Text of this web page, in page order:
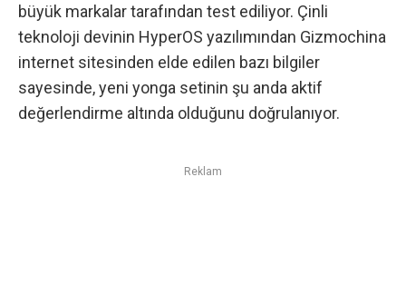
büyük markalar tarafından test ediliyor. Çinli
teknoloji devinin HyperOS yazılımından Gizmochina
internet sitesinden elde edilen bazı bilgiler
sayesinde, yeni yonga setinin şu anda aktif
değerlendirme altında olduğunu doğrulanıyor.
Reklam